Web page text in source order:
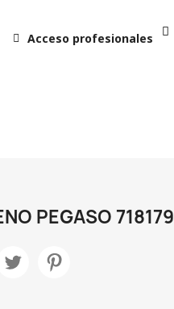
Acceso profesionales
PEGASO 718179